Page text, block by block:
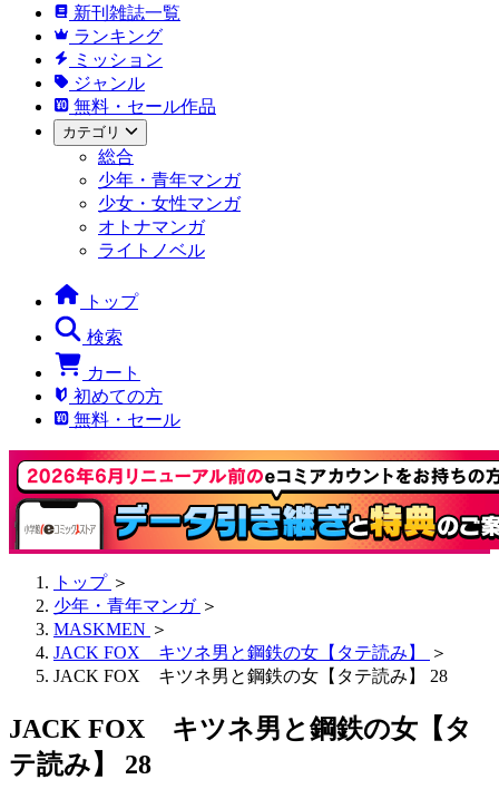
新刊雑誌一覧
ランキング
ミッション
ジャンル
無料・セール作品
カテゴリ
総合
少年・青年マンガ
少女・女性マンガ
オトナマンガ
ライトノベル
トップ
検索
カート
初めての方
無料・セール
トップ ＞
少年・青年マンガ ＞
MASKMEN ＞
JACK FOX キツネ男と鋼鉄の女【タテ読み】
＞
JACK FOX キツネ男と鋼鉄の女【タテ読み】 28
JACK FOX キツネ男と鋼鉄の女【タ
テ読み】 28